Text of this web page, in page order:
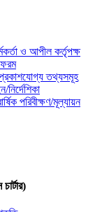
ও আপীল কর্তৃপক্ষ
তথ্যসমূহ
পরিবীক্ষণ/মূল্যায়ন